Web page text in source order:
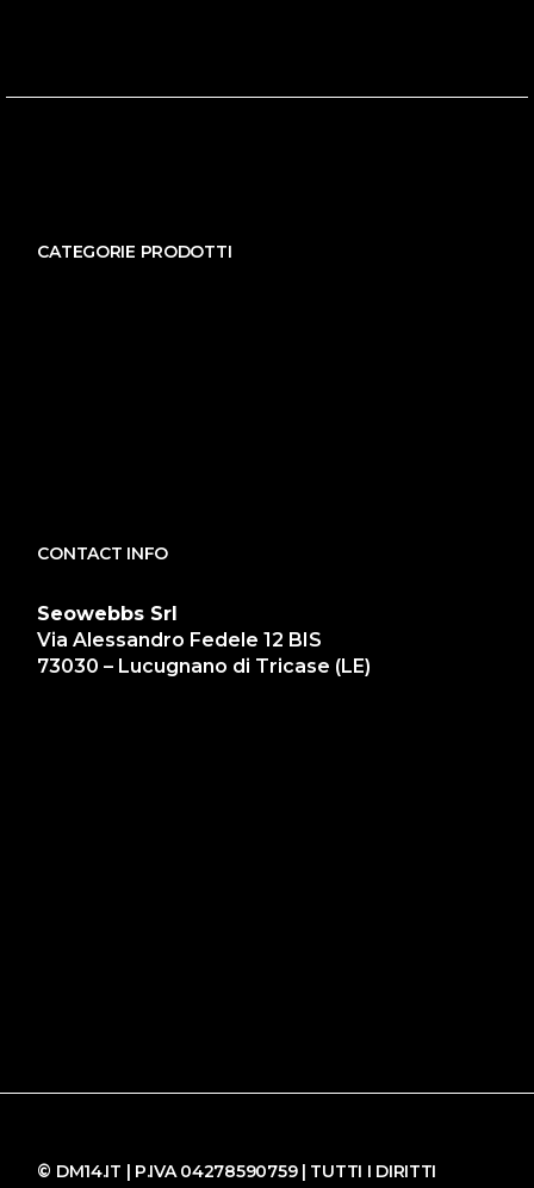
CATEGORIE PRODOTTI
CONTACT INFO
Seowebbs Srl
Via Alessandro Fedele 12 BIS
73030 – Lucugnano di Tricase (LE)
© DM14.IT | P.IVA 04278590759 | TUTTI I DIRITTI